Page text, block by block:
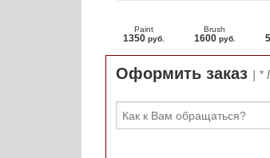
Paint
1350 руб.
Brush
1600 руб.
Оформить заказ | *